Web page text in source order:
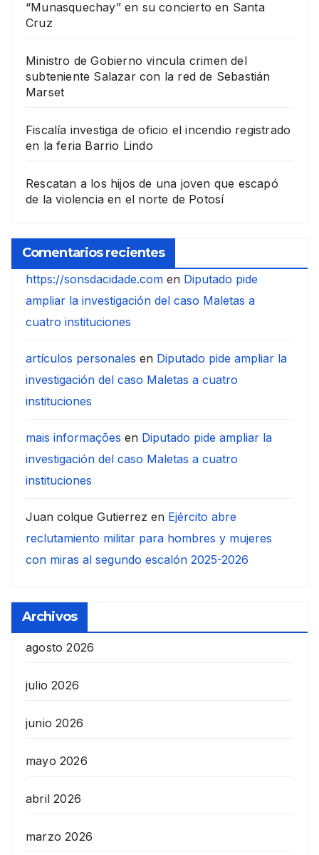
“Munasquechay” en su concierto en Santa
Cruz
Ministro de Gobierno vincula crimen del
subteniente Salazar con la red de Sebastián
Marset
Fiscalía investiga de oficio el incendio registrado
en la feria Barrio Lindo
Rescatan a los hijos de una joven que escapó
de la violencia en el norte de Potosí
Comentarios recientes
https://sonsdacidade.com en Diputado pide
ampliar la investigación del caso Maletas a
cuatro instituciones
artículos personales en Diputado pide ampliar la
investigación del caso Maletas a cuatro
instituciones
mais informações en Diputado pide ampliar la
investigación del caso Maletas a cuatro
instituciones
Juan colque Gutierrez en Ejército abre
reclutamiento militar para hombres y mujeres
con miras al segundo escalón 2025-2026
Archivos
agosto 2026
julio 2026
junio 2026
mayo 2026
abril 2026
marzo 2026